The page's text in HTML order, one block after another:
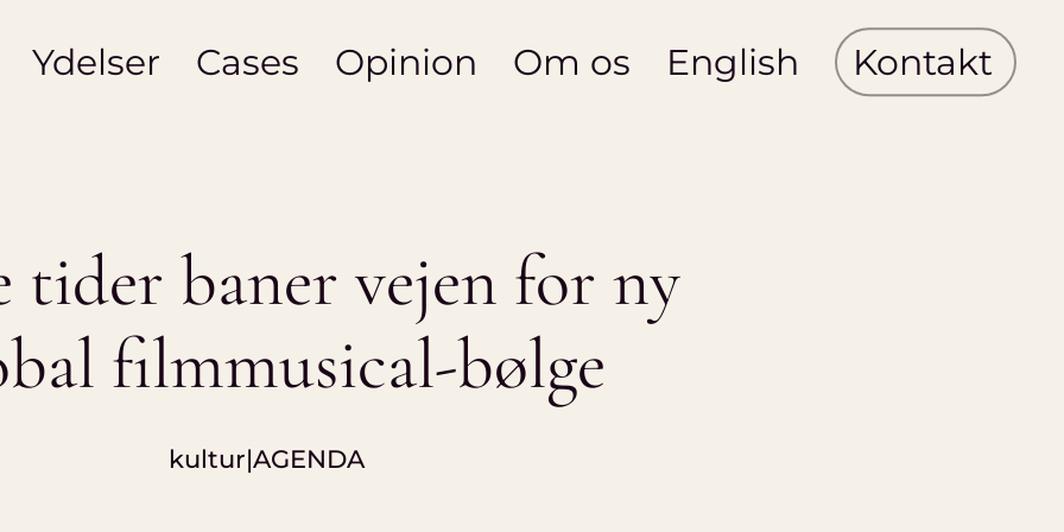
Ydelser Cases Opinion Om os English Kontakt
tider baner vejen for ny
filmmusical-bølge
kultur|AGENDA